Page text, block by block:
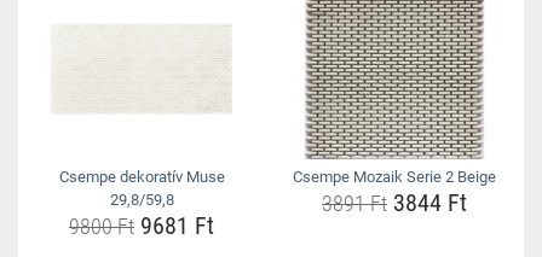
Csempe dekoratív Muse
29,8/59,8
9800 Ft 9681 Ft
Csempe Mozaik Serie 2 Beige
3891 Ft 3844 Ft